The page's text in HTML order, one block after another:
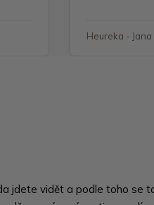
Heureka - Jana
jdete vidět a podle toho se